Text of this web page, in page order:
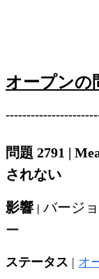
オープンの
問題 2791 |
されない
影響 | バージ
ー
ステータス | オ